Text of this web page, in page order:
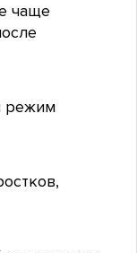
чаще
режим